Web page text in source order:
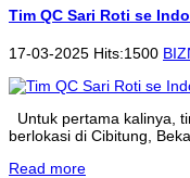
Tim QC Sari Roti se
17-03-2025 Hits:1500
Untuk pertama kalinya,
berlokasi di Cibitung,
Read more